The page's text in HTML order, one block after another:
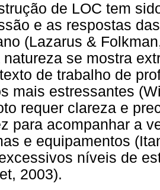
de LOC tem
e as respostas
(Lazarus &
natureza se mostra
de trabalho de
mais estressantes
requer clareza e
para acompanhar a
e equipamentos
níveis de
2003).